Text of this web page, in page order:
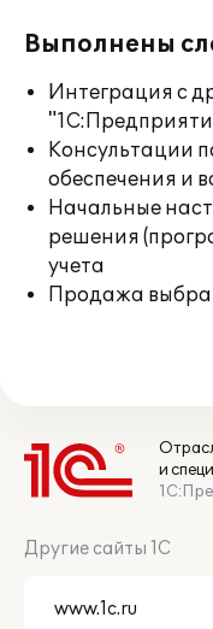
Выполнены
Интеграция с
Консультации
обеспечения и
Начальные
решения
учета
Продажа
и
Другие сайты 1С